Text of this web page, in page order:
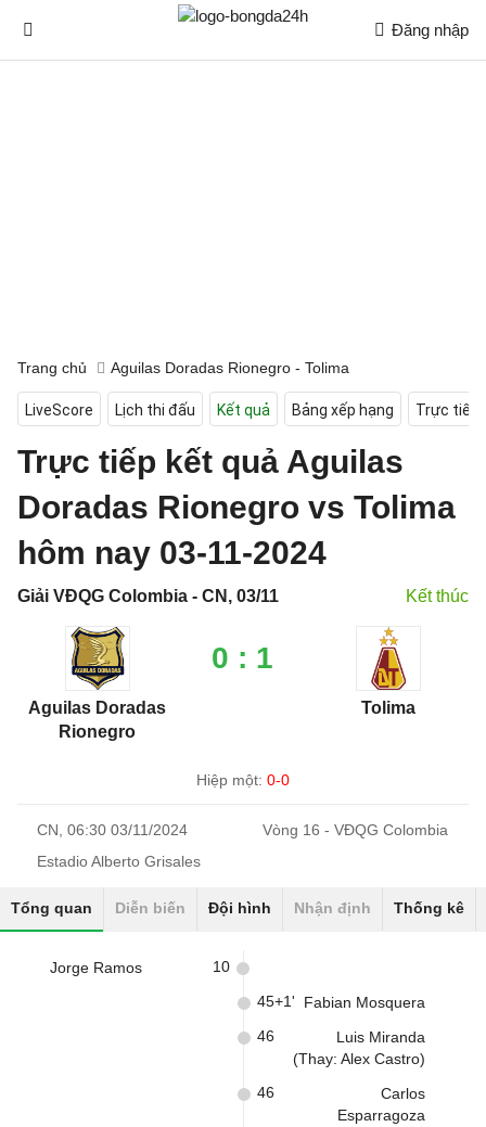
Đăng nhập
Trang chủ Aguilas Doradas Rionegro - Tolima
LiveScore Lịch thi đấu Kết quả Bảng xếp hạng Trực tiếp
Trực tiếp kết quả Aguilas
Doradas Rionegro vs Tolima
hôm nay 03-11-2024
Giải VĐQG Colombia - CN, 03/11 Kết thúc
Aguilas Doradas
Rionegro
0 : 1
Tolima
Hiệp một: 0-0
CN, 06:30 03/11/2024
Vòng 16 - VĐQG Colombia
Estadio Alberto Grisales
Tổng quan Diễn biến Đội hình Nhận định Thống kê
Jorge Ramos 10
Fabian Mosquera
45+1'
Luis Miranda
(Thay: Alex Castro)
46
Carlos
Esparragoza
46